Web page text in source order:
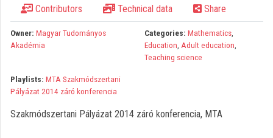
Organizations
Contributors
Contributors Technical data Share
Owner: Magyar Tudományos
Akadémia
Categories: Mathematics,
Education, Adult education,
Teaching science
Playlists: MTA Szakmódszertani
Pályázat 2014 záró konferencia
Szakmódszertani Pályázat 2014 záró konferencia, MTA